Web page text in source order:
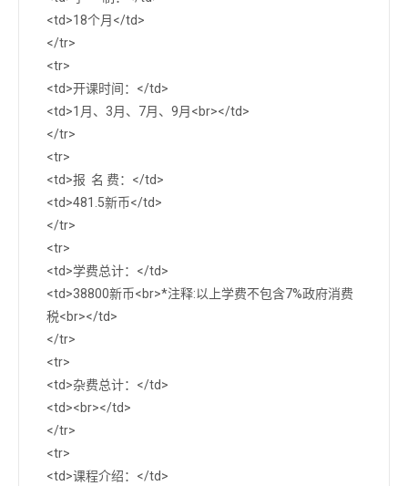
<td>18个月</td>
</tr>
<tr>
<td>开课时间：</td>
<td>1月、3月、7月、9月<br></td>
</tr>
<tr>
<td>报 名 费：</td>
<td>481.5新币</td>
</tr>
<tr>
<td>学费总计：</td>
<td>38800新币<br>*注释:以上学费不包含7%政府消费
税<br></td>
</tr>
<tr>
<td>杂费总计：</td>
<td><br></td>
</tr>
<tr>
<td>课程介绍：</td>